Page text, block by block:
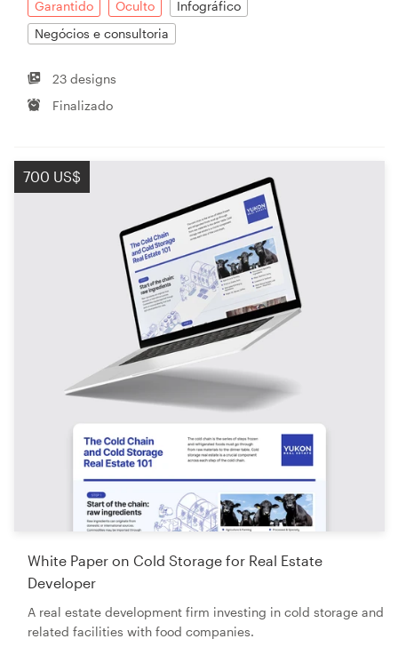
Garantido Oculto
Infográfico
Negócios e consultoria
23 designs
Finalizado
700 US$
White Paper on Cold Storage for Real Estate
Developer
A real estate development firm investing in cold storage and
related facilities with food companies.